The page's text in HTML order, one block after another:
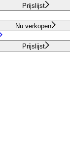
Prijslijst
Nu verkopen
Prijslijst